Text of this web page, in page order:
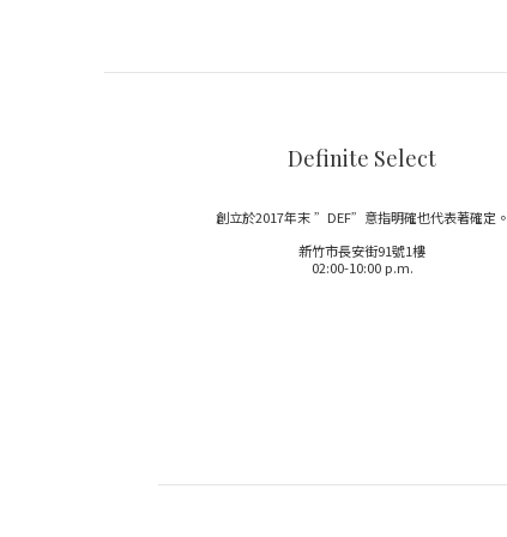
Definite Select
創立於2017年末 ”DEF”意指明確也代表著確定。
新竹市長安街91號1樓
02:00-10:00 p.m.